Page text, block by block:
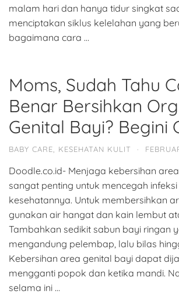
malam hari dan hanya tidur singkat
menciptakan siklus kelelahan yang
bagaimana cara …
Moms, Sudah Tahu
Benar Bersihkan
Genital Bayi? Begini
BABY CARE KESEHATAN KULIT ·
Doodle.co.id- Menjaga kebersihan
sangat penting untuk mencegah
kesehatannya. Untuk membersihkan
gunakan air hangat dan kain lembut
Tambahkan sedikit sabun bayi ringan
mengandung pelembap, lalu bilas
Kebersihan area genital bayi dapat
mengganti popok dan ketika mandi.
selama ini …